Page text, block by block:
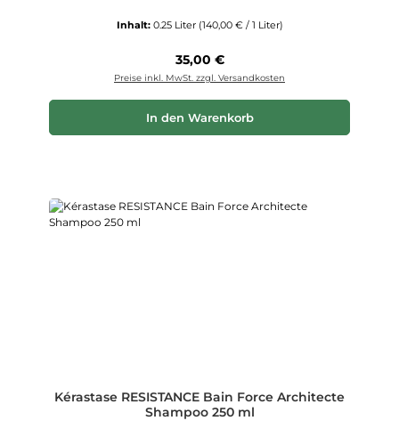
Inhalt: 0.25 Liter (140,00 € / 1 Liter)
Regulärer Preis:
35,00 €
Preise inkl. MwSt. zzgl. Versandkosten
In den Warenkorb
Kérastase RESISTANCE Bain Force Architecte
Shampoo 250 ml